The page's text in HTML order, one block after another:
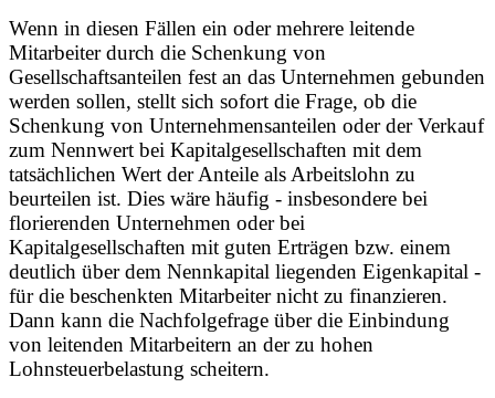
Wenn in diesen Fällen ein oder mehrere leitende
Mitarbeiter durch die Schenkung von
Gesellschaftsanteilen fest an das Unternehmen gebunden
werden sollen, stellt sich sofort die Frage, ob die
Schenkung von Unternehmensanteilen oder der Verkauf
zum Nennwert bei Kapitalgesellschaften mit dem
tatsächlichen Wert der Anteile als Arbeitslohn zu
beurteilen ist. Dies wäre häufig - insbesondere bei
florierenden Unternehmen oder bei
Kapitalgesellschaften mit guten Erträgen bzw. einem
deutlich über dem Nennkapital liegenden Eigenkapital -
für die beschenkten Mitarbeiter nicht zu finanzieren.
Dann kann die Nachfolgefrage über die Einbindung
von leitenden Mitarbeitern an der zu hohen
Lohnsteuerbelastung scheitern.